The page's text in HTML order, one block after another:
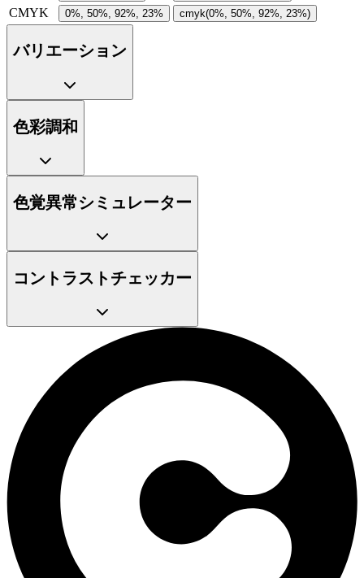
CMYK 0%, 50%, 92%, 23% cmyk(0%, 50%, 92%, 23%)
バリエーション
色彩調和
色覚異常シミュレーター
コントラストチェッカー